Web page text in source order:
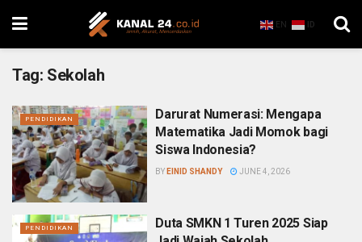
EN ID
Tag: Sekolah
PENDIDIKAN
Darurat Numerasi: Mengapa
Matematika Jadi Momok bagi
Siswa Indonesia?
BY EINID SHANDY JUNE 4, 2026
PENDIDIKAN
Duta SMKN 1 Turen 2025 Siap